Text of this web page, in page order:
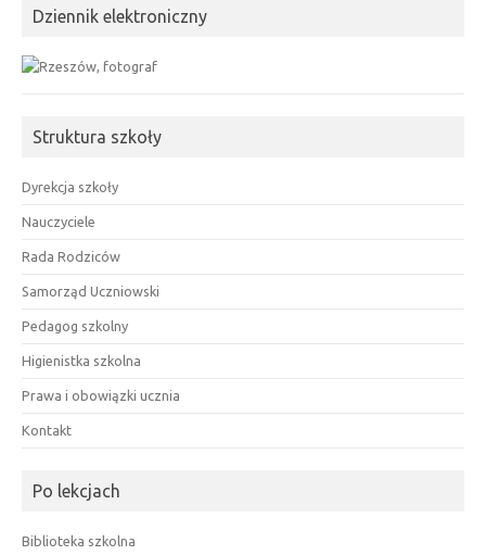
Dziennik elektroniczny
Struktura szkoły
Dyrekcja szkoły
Nauczyciele
Rada Rodziców
Samorząd Uczniowski
Pedagog szkolny
Higienistka szkolna
Prawa i obowiązki ucznia
Kontakt
Po lekcjach
Biblioteka szkolna